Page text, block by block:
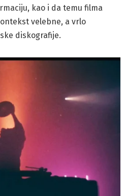
kao i da temu filma
velebne, a vrlo
diskografije.